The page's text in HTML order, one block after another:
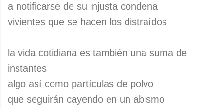
a notificarse de su injusta condena
vivientes que se hacen los distraídos
la vida cotidiana es también una suma de
instantes
algo así como partículas de polvo
que seguirán cayendo en un abismo